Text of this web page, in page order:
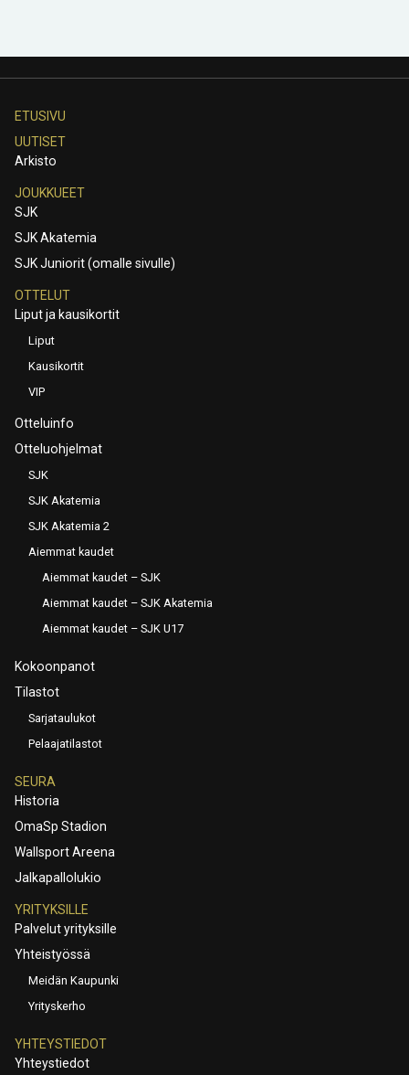
ETUSIVU
UUTISET
Arkisto
JOUKKUEET
SJK
SJK Akatemia
SJK Juniorit (omalle sivulle)
OTTELUT
Liput ja kausikortit
Liput
Kausikortit
VIP
Otteluinfo
Otteluohjelmat
SJK
SJK Akatemia
SJK Akatemia 2
Aiemmat kaudet
Aiemmat kaudet – SJK
Aiemmat kaudet – SJK Akatemia
Aiemmat kaudet – SJK U17
Kokoonpanot
Tilastot
Sarjataulukot
Pelaajatilastot
SEURA
Historia
OmaSp Stadion
Wallsport Areena
Jalkapallolukio
YRITYKSILLE
Palvelut yrityksille
Yhteistyössä
Meidän Kaupunki
Yrityskerho
YHTEYSTIEDOT
Yhteystiedot